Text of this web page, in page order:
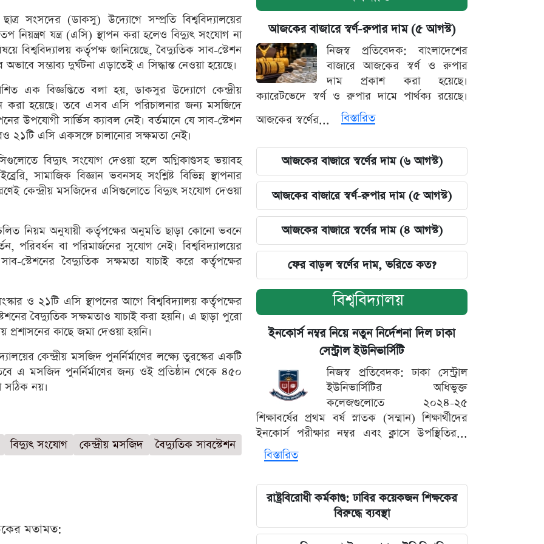
ছাত্র সংসদের (ডাকসু) উদ্যোগে সম্প্রতি বিশ্ববিদ্যালয়ের
নিয়ন্ত্রণ যন্ত্র (এসি) স্থাপন করা হলেও বিদ্যুৎ সংযোগ না
বিশ্ববিদ্যালয় কর্তৃপক্ষ জানিয়েছে, বৈদ্যুতিক সাব-স্টেশন
সম্ভাব্য দুর্ঘটনা এড়াতেই এ সিদ্ধান্ত নেওয়া হয়েছে।
এক বিজ্ঞপ্তিতে বলা হয়, ডাকসুর উদ্যোগে কেন্দ্রীয়
হয়েছে। তবে এসব এসি পরিচালনার জন্য মসজিদে
উপযোগী সার্ভিস ক্যাবল নেই। বর্তমানে যে সাব-স্টেশন
২১টি এসি একসঙ্গে চালানোর সক্ষমতা নেই।
বিদ্যুৎ সংযোগ দেওয়া হলে অগ্নিকাণ্ডসহ ভয়াবহ
সামাজিক বিজ্ঞান ভবনসহ সংশ্লিষ্ট বিভিন্ন স্থাপনার
কেন্দ্রীয় মসজিদের এসিগুলোতে বিদ্যুৎ সংযোগ দেওয়া
নিয়ম অনুযায়ী কর্তৃপক্ষের অনুমতি ছাড়া কোনো ভবনে
পরিবর্ধন বা পরিমার্জনের সুযোগ নেই। বিশ্ববিদ্যালয়ের
স্টেশনের বৈদ্যুতিক সক্ষমতা যাচাই করে কর্তৃপক্ষের
ও ২১টি এসি স্থাপনের আগে বিশ্ববিদ্যালয় কর্তৃপক্ষের
বৈদ্যুতিক সক্ষমতাও যাচাই করা হয়নি। এ ছাড়া পুরো
প্রশাসনের কাছে জমা দেওয়া হয়নি।
কেন্দ্রীয় মসজিদ পুনর্নির্মাণের লক্ষ্যে তুরস্কের একটি
এ মসজিদ পুনর্নির্মাণের জন্য ওই প্রতিষ্ঠান থেকে ৪৫০
সঠিক নয়।
বিদ্যুৎ সংযোগ কেন্দ্রীয় মসজিদ বৈদ্যুতিক সাবস্টেশন
মতামত:
আজকের বাজারে স্বর্ণ-রুপার দাম (৫ আগস্ট)
নিজস্ব প্রতিবেদক: বাংলাদেশের
বাজারে আজকের স্বর্ণ ও রুপার
দাম প্রকাশ করা হয়েছে।
ক্যারেটভেদে স্বর্ণ ও রুপার দামে পার্থক্য রয়েছে।
আজকের স্বর্ণের...
বিস্তারিত
আজকের বাজারে স্বর্ণের দাম (৬ আগস্ট)
আজকের বাজারে স্বর্ণ-রুপার দাম (৫ আগস্ট)
আজকের বাজারে স্বর্ণের দাম (৪ আগস্ট)
ফের বাড়ল স্বর্ণের দাম, ভরিতে কত?
বিশ্ববিদ্যালয়
ইনকোর্স নম্বর নিয়ে নতুন নির্দেশনা দিল ঢাকা
সেন্ট্রাল ইউনিভার্সিটি
নিজস্ব প্রতিবেদক: ঢাকা সেন্ট্রাল
ইউনিভার্সিটির অধিভুক্ত
কলেজগুলোতে ২০২৪-২৫
শিক্ষাবর্ষের প্রথম বর্ষ স্নাতক (সম্মান) শিক্ষার্থীদের
ইনকোর্স পরীক্ষার নম্বর এবং ক্লাসে উপস্থিতির...
বিস্তারিত
রাষ্ট্রবিরোধী কর্মকাণ্ড: ঢাবির কয়েকজন শিক্ষকের
বিরুদ্ধে ব্যবস্থা